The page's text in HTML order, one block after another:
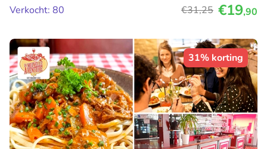
Verkocht: 80
€31,25 €19,90
31% korting